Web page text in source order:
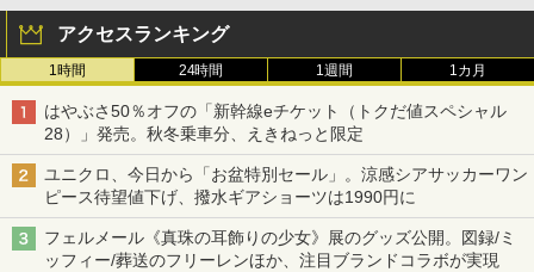
アクセスランキング
1時間 24時間 1週間 1カ月
はやぶさ50％オフの「新幹線eチケット（トクだ値スペシャル
28）」発売。秋冬乗車分、えきねっと限定
ユニクロ、今日から「お盆特別セール」。涼感シアサッカーワン
ピース待望値下げ、撥水ギアショーツは1990円に
フェルメール《真珠の耳飾りの少女》展のグッズ公開。図録/ミ
ッフィー/葬送のフリーレンほか、注目ブランドコラボが実現